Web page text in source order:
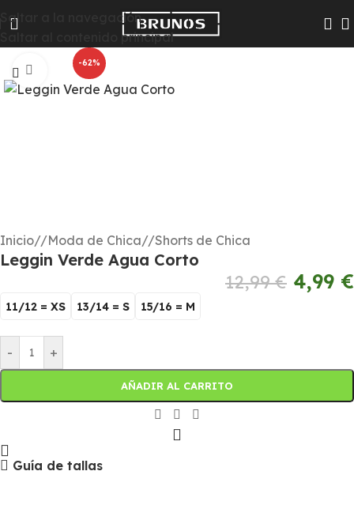
Saltar a la navegación
Saltar al contenido principal
Las colecciones Chico y Chica pasarán a Hombre y Mujer
para que te resulte más fácil encontrar todas las
novedades
-62%
Haga clic para ampliar
Inicio/ Moda de Chica/ Shorts de Chica
Leggin Verde Agua Corto
12,99€ 4,99 €
11/12 = XS 13/14 = S 15/16 = M
- +
AÑADIR AL CARRITO
Guía de tallas